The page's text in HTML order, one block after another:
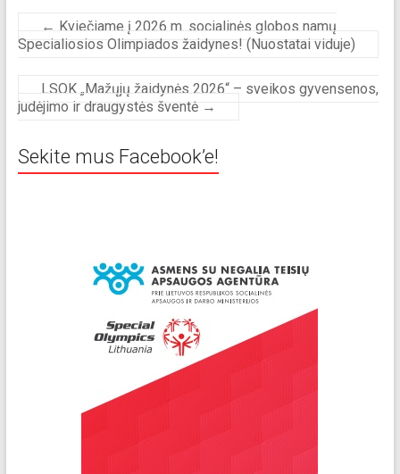
← Kviečiame į 2026 m. socialinės globos namų
Specialiosios Olimpiados žaidynes! (Nuostatai viduje)
LSOK „Mažųjų žaidynės 2026“ – sveikos gyvensenos,
judėjimo ir draugystės šventė →
Sekite mus Facebook’e!